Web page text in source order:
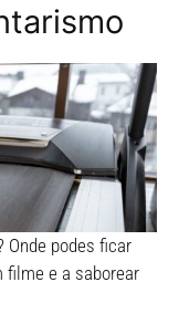
Onde podes ficar
filme e a saborear